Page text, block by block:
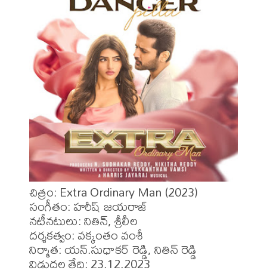
చిత్రం: Extra Ordinary Man (2023)
సంగీతం: హరీష్ జయరాజ్
నటీనటులు: నితిన్, శ్రీలీల
దర్శకత్వం: వక్కంతం వంశీ
నిర్మాత: యన్.సుధాకర్ రెడ్డి, నితిన్ రెడ్డి
విడుదల తేది: 23.12.2023